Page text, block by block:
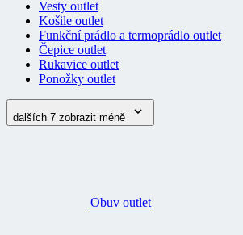
Vesty outlet
Košile outlet
Funkční prádlo a termoprádlo outlet
Čepice outlet
Rukavice outlet
Ponožky outlet
dalších 7 zobrazit méně
Obuv outlet